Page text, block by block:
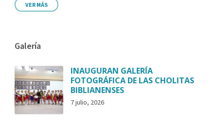
VER MÁS
Galería
INAUGURAN GALERÍA
FOTOGRÁFICA DE LAS CHOLITAS
BIBLIANENSES
7 julio, 2026